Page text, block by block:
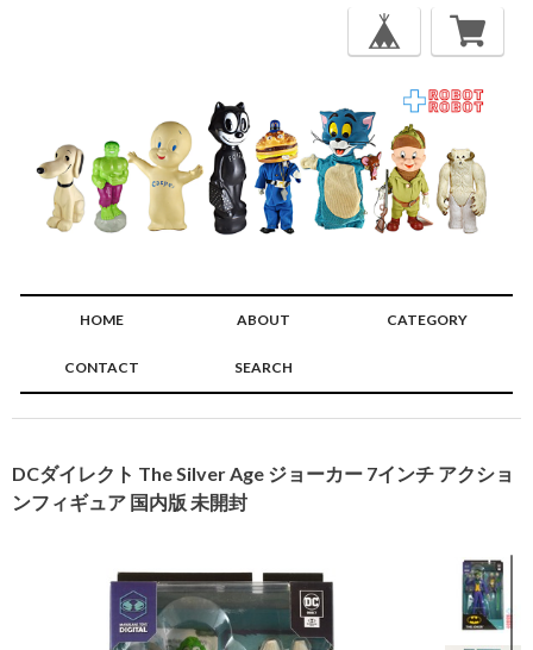
HOME ABOUT CATEGORY
CONTACT SEARCH
DCダイレクト The Silver Age ジョーカー 7インチ アクショ
ンフィギュア 国内版 未開封